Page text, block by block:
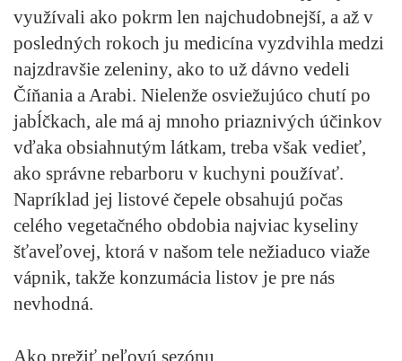
využívali ako pokrm len najchudobnejší, a až v
posledných rokoch ju medicína vyzdvihla medzi
najzdravšie zeleniny, ako to už dávno vedeli
Číňania a Arabi. Nielenže osviežujúco chutí po
jabĺčkach, ale má aj mnoho priaznivých účinkov
vďaka obsiahnutým látkam, treba však vedieť,
ako správne rebarboru v kuchyni používať.
Napríklad jej listové čepele obsahujú počas
celého vegetačného obdobia najviac kyseliny
šťaveľovej, ktorá v našom tele nežiaduco viaže
vápnik, takže konzumácia listov je pre nás
nevhodná.
Ako prežiť peľovú sezónu